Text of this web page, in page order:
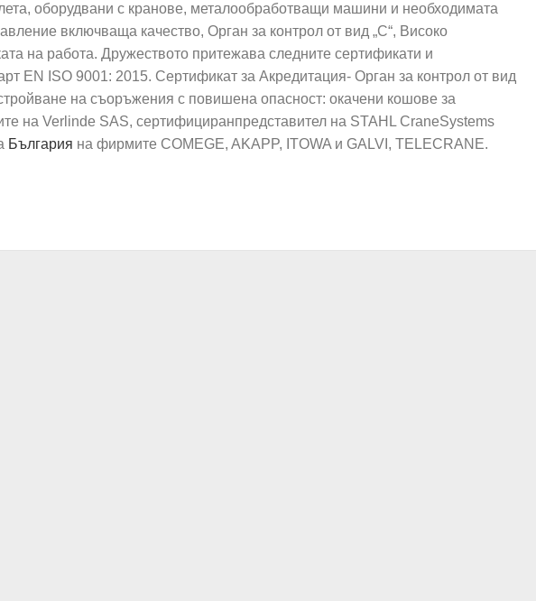
оборудвани с кранове, металообработващи машини и необходимата
включваща качество, Орган за контрол от вид „С“, Високо
на работа. Дружеството притежава следните сертификати и
EN ISO 9001: 2015. Сертификат за Акредитация- Орган за контрол от вид
на съоръжения с повишена опасност: окачени кошове за
на Verlinde SAS, сертифициранпредставител на STAHL CraneSystems
България на фирмите COMEGE, AKAPP, ITOWA и GALVI, TELECRANE.